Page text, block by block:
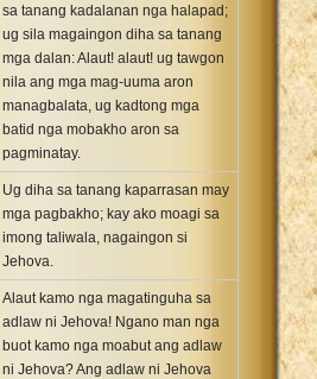
sa tanang kadalanan nga halapad;
ug sila magaingon diha sa tanang
mga dalan: Alaut! alaut! ug tawgon
nila ang mga mag-uuma aron
managbalata, ug kadtong mga
batid nga mobakho aron sa
pagminatay.
Ug diha sa tanang kaparrasan may
mga pagbakho; kay ako moagi sa
imong taliwala, nagaingon si
Jehova.
Alaut kamo nga magatinguha sa
adlaw ni Jehova! Ngano man nga
buot kamo nga moabut ang adlaw
ni Jehova? Ang adlaw ni Jehova